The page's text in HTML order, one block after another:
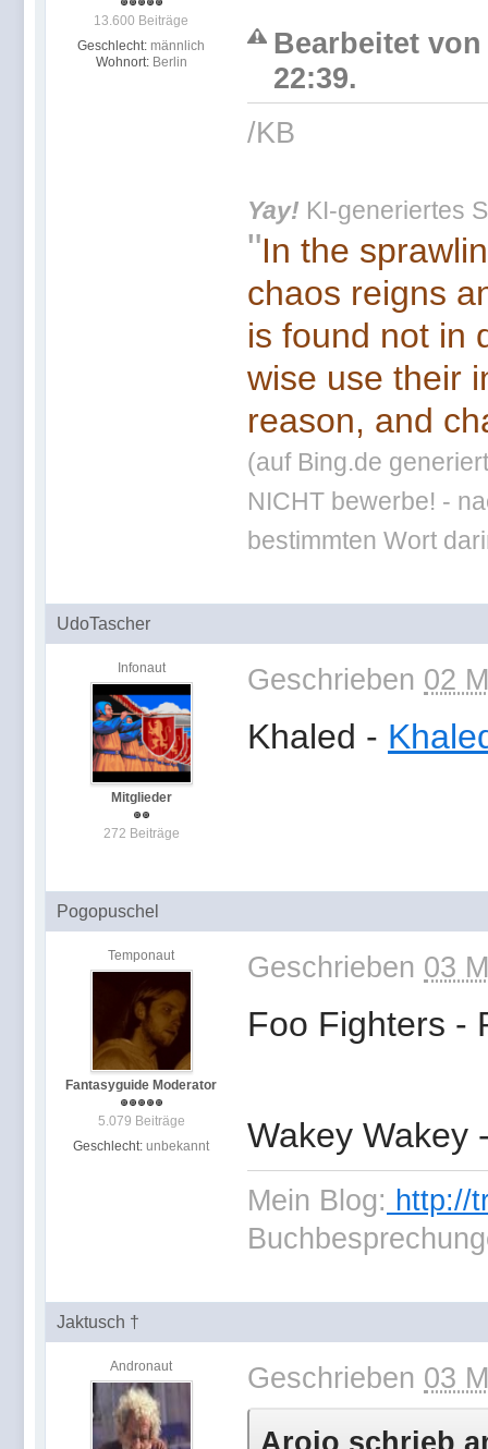
13.600 Beiträge
Geschlecht: männlich
Wohnort: Berlin
Bearbeitet von
22:39.
/KB
Yay! KI-generiertes
"In the
chaos reigns
is found not in
wise use their
reason, and
(auf Bing.de
NICHT bewerbe! -
bestimmten Wort
UdoTascher
Infonaut
Mitglieder
272 Beiträge
Geschrieben 02
Khaled -
Pogopuschel
Temponaut
Fantasyguide Moderator
5.079 Beiträge
Geschlecht: unbekannt
Geschrieben 03
Foo Fighters -
Wakey Wakey
Mein Blog: http://
Jaktusch †
Andronaut Geschrieben 03
Arojo schrieb